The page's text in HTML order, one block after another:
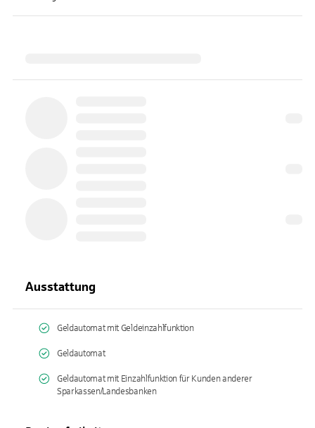
Ausstattung
Geldautomat mit Geldeinzahlfunktion
Geldautomat
Geldautomat mit Einzahlfunktion für Kunden anderer
Sparkassen/Landesbanken